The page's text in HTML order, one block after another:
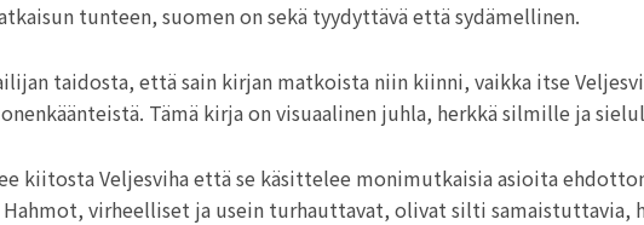
tunteen, suomen on sekä tyydyttävä että sydämellinen.
taidosta, että sain kirjan matkoista niin kiinni, vaikka itse
Tämä kirja on visuaalinen juhla, herkkä silmille ja
kiitosta Veljesviha että se käsittelee monimutkaisia asioita
virheelliset ja usein turhauttavat, olivat silti samaistuttavia,